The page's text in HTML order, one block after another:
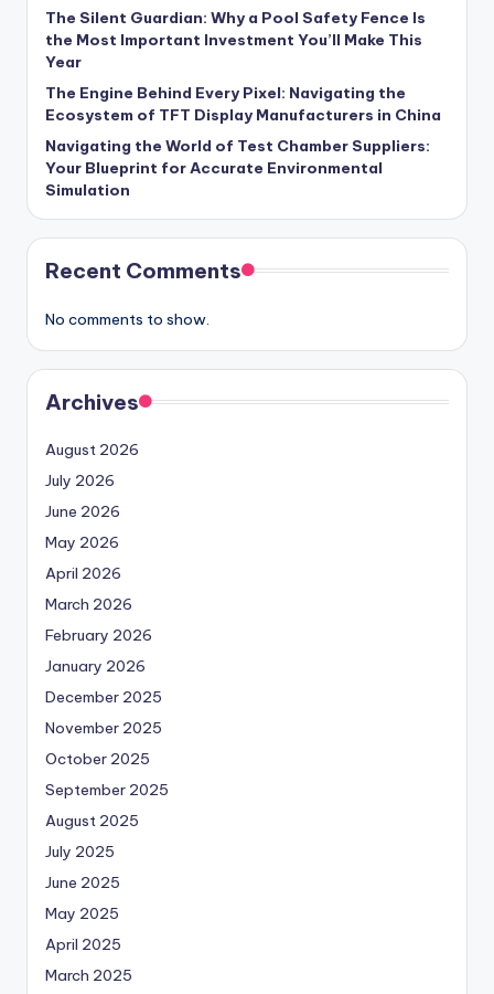
The Silent Guardian: Why a Pool Safety Fence Is
the Most Important Investment You’ll Make This
Year
The Engine Behind Every Pixel: Navigating the
Ecosystem of TFT Display Manufacturers in China
Navigating the World of Test Chamber Suppliers:
Your Blueprint for Accurate Environmental
Simulation
Recent Comments
No comments to show.
Archives
August 2026
July 2026
June 2026
May 2026
April 2026
March 2026
February 2026
January 2026
December 2025
November 2025
October 2025
September 2025
August 2025
July 2025
June 2025
May 2025
April 2025
March 2025